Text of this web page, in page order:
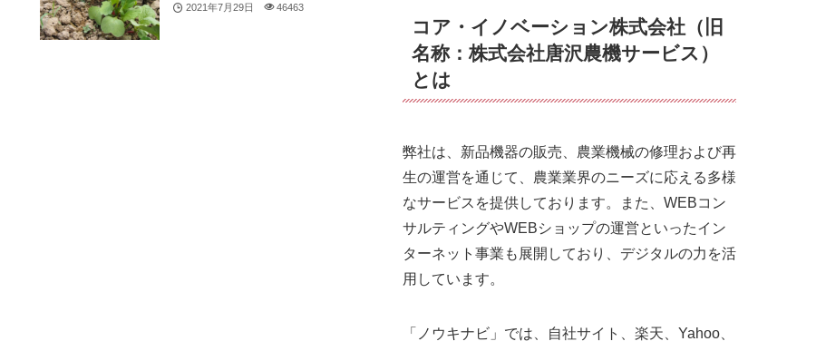
2021年7月29日 46463
コア・イノベーション株式会社（旧
名称：株式会社唐沢農機サービス）
とは
弊社は、新品機器の販売、農業機械の修理および再
生の運営を通じて、農業業界のニーズに応える多様
なサービスを提供しております。また、WEBコン
サルティングやWEBショップの運営といったイン
ターネット事業も展開しており、デジタルの力を活
用しています。
「ノウキナビ」では、自社サイト、楽天、Yahoo、